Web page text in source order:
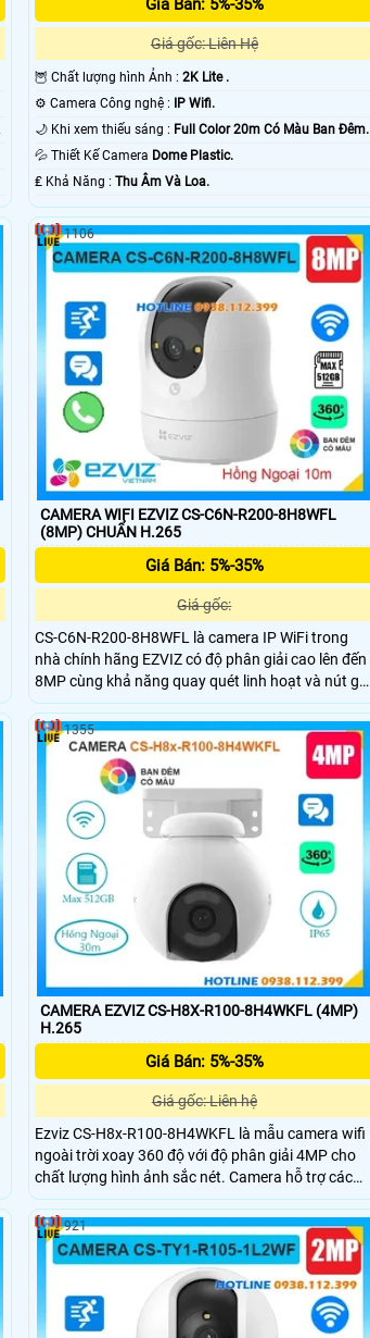
Giá Bán: 5%-35%
Giá gốc: Liên Hệ
🦉 Chất lượng hình Ảnh : 2K Lite .
⚙ Camera Công nghệ :
IP Wifi.
🌙 Khi xem thiếu sáng : Full Color 20m Có Màu Ban Ðêm.
💦 Thiết Kế Camera Dome Plastic.
️₤ Khả Năng : Thu Âm Và Loa.
CAMERA WIFI EZVIZ CS-C6N-R200-8H8WFL
(8MP) CHUẨN H.265
Giá Bán: 5%-35%
Giá gốc:
CS-C6N-R200-8H8WFL là camera IP WiFi trong
nhà chính hãng EZVIZ có độ phân giải cao lên đến
8MP cùng khả năng quay quét linh hoạt và nút gọi
điện tiện lợi. Camera hỗ trợ hồng ngoại 10m, đèn
trợ sáng, phát hiện người và phân biệt hình dạng
vật nuôi chính xác. Camera tích hợp micro, loa
đàm thoại hai chiều và khe cắm thẻ nhớ lên đến
512GB, mang đến giải pháp an ninh toàn diện cho
gia đình.
1106
CAMERA EZVIZ CS-H8X-R100-8H4WKFL (4MP)
H.265
Giá Bán: 5%-35%
Giá gốc: Liên hệ
Ezviz CS-H8x-R100-8H4WKFL là mẫu camera wifi
ngoài trời xoay 360 độ với độ phân giải 4MP cho
chất lượng hình ảnh sắc nét. Camera hỗ trợ các
tính năng nổi bật như phát hiện người và phương
tiện công nghệ AI độ chính xác cao, thu phóng tự
động theo dõi chuyển động, quan sát ban đêm có
màu giúp bảo vệ an ninh tối ưu.
1355
921